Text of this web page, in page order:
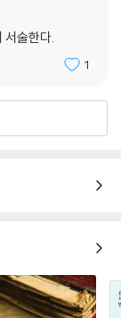
서술한다.
1